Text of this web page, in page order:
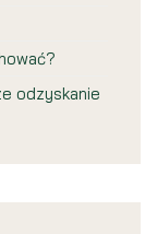
odzyskanie